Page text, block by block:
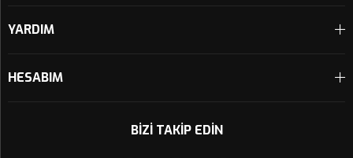
YARDIM
HESABIM
BIZI TAKIP EDIN